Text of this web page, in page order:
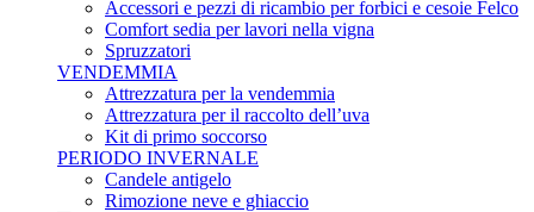
Accessori e pezzi di ricambio per forbici e cesoie Felco
Comfort sedia per lavori nella vigna
Spruzzatori
VENDEMMIA
Attrezzatura per la vendemmia
Attrezzatura per il raccolto dell’uva
Kit di primo soccorso
PERIODO INVERNALE
Candele antigelo
Rimozione neve e ghiaccio